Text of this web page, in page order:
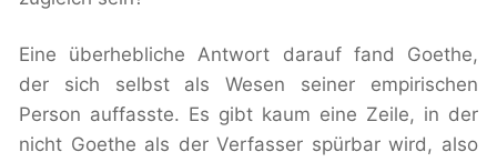
Eine überhebliche Antwort darauf fand Goethe,
der sich selbst als Wesen seiner empirischen
Person auffasste. Es gibt kaum eine Zeile, in der
nicht Goethe als der Verfasser spürbar wird, also